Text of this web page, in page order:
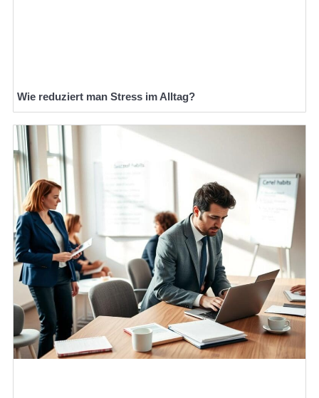
Wie reduziert man Stress im Alltag?